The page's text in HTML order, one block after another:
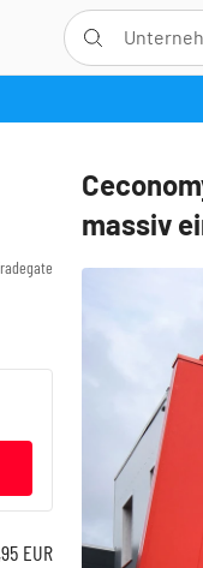
massiv
EUR